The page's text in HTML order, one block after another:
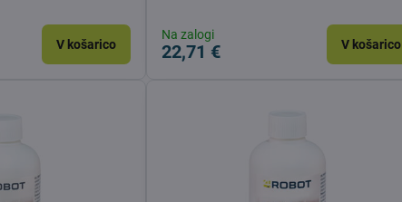
V košarico
Na zalogi
22,71 € V košarico